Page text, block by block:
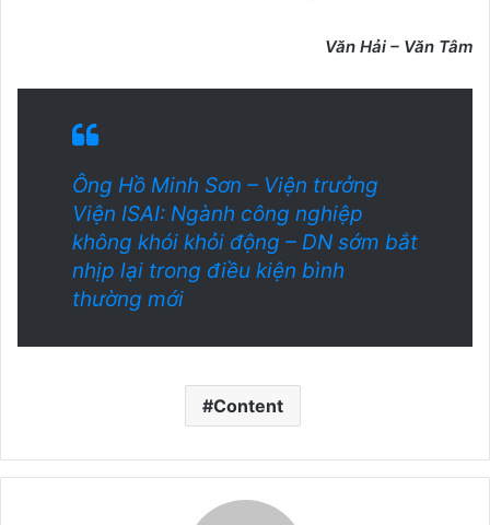
Văn Hải – Văn Tâm
Ông Hồ Minh Sơn – Viện trưởng
Viện ISAI: Ngành công nghiệp
không khói khỏi động – DN sớm bắt
nhịp lại trong điều kiện bình
thường mới
Content